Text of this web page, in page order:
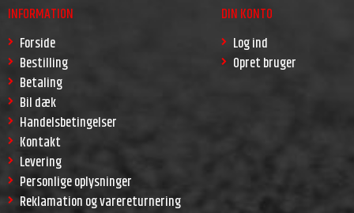
INFORMATION
Forside
Bestilling
Betaling
Bil dæk
Handelsbetingelser
Kontakt
Levering
Personlige oplysninger
Reklamation og varereturnering
DIN KONTO
Log ind
Opret bruger